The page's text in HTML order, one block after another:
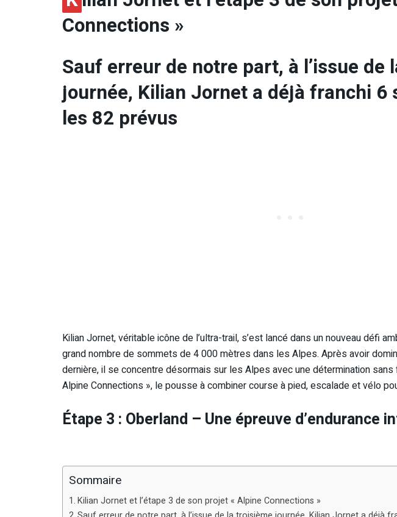
Connections »
Sauf erreur de notre part, à l’issue de
journée, Kilian Jornet a déjà franchi 6
les 82 prévus
Kilian Jornet, véritable icône de l’ultra-trail, s’est lancé dans un nouveau défi
grand nombre de sommets de 4 000 mètres dans les Alpes. Après avoir
dernière, il se concentre désormais sur les Alpes avec une détermination sans
Alpine Connections », le pousse à combiner course à pied, escalade et vélo
Étape 3 : Oberland – Une épreuve d’endurance
Sommaire
Kilian Jornet et l’étape 3 de son projet « Alpine Connections »